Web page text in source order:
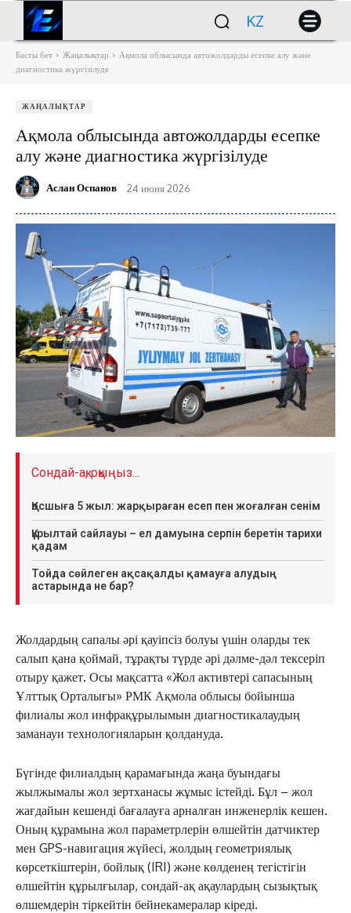
KZ
Басты бет Жаңалықтар
Ақмола облысында автожолдарды есепке алу және
диагностика жүргізілуде
ЖАҢАЛЫҚТАР
Ақмола облысында автожолдарды есепке
алу және диагностика жүргізілуде
Аслан Оспанов 24 июня 2026
Сондай-ақ, оқыңыз...
Қосшыға 5 жыл: жарқыраған есеп пен жоғалған сенім
Құрылтай сайлауы – ел дамуына серпін беретін тарихи
қадам
Тойда сөйлеген ақсақалды қамауға алудың
астарында не бар?
Жолдардың сапалы әрі қауіпсіз болуы үшін оларды тек
салып қана қоймай, тұрақты түрде әрі дәлме-дәл тексеріп
отыру қажет. Осы мақсатта «Жол активтері сапасының
Ұлттық Орталығы» РМК Ақмола облысы бойынша
филиалы жол инфрақұрылымын диагностикалаудың
заманауи технологияларын қолдануда.
Бүгінде филиалдың қарамағында жаңа буындағы
жылжымалы жол зертханасы жұмыс істейді. Бұл – жол
жағдайын кешенді бағалауға арналған инженерлік кешен.
Оның құрамына жол параметрлерін өлшейтін датчиктер
мен GPS-навигация жүйесі, жолдың геометриялық
көрсеткіштерін, бойлық (IRI) және көлденең тегістігін
өлшейтін құрылғылар, сондай-ақ ақаулардың сызықтық
өлшемдерін тіркейтін бейнекамералар кіреді.